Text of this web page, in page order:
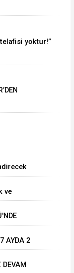
telafisi yoktur!”
ve
AYDA 2